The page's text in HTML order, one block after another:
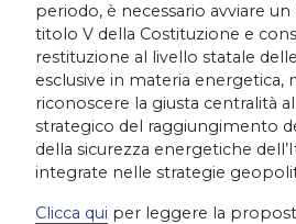
periodo, è necessario avviare
titolo V della Costituzione e
restituzione al livello statale
esclusive in materia energetica,
riconoscere la giusta centralità
strategico del raggiungimento
della sicurezza energetiche
integrate nelle strategie
Clicca qui per leggere la